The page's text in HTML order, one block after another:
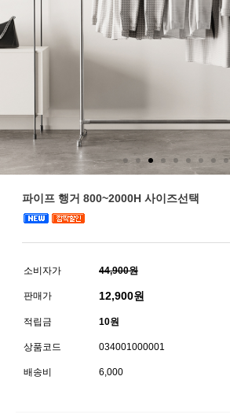
파이프 행거 800~2000H 사이즈선택
소비자가 44,900원
판매가 12,900원
적립금 10원
상품코드 034001000001
배송비 6,000